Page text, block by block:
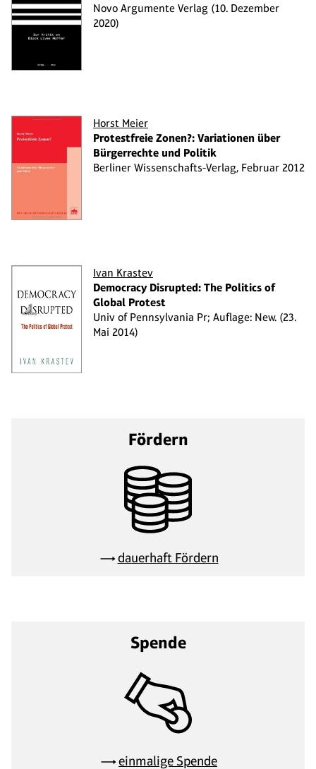
Novo Argumente Verlag (10. Dezember
2020)
Horst Meier
Protestfreie Zonen?: Variationen über
Bürgerrechte und Politik
Berliner Wissenschafts-Verlag, Februar 2012
Ivan Krastev
Democracy Disrupted: The Politics of
Global Protest
Univ of Pennsylvania Pr; Auflage: New. (23.
Mai 2014)
Fördern
dauerhaft Fördern
Spende
einmalige Spende